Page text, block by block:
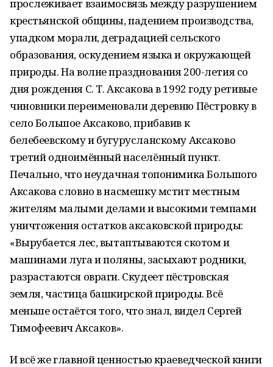
прослеживает взаимосвязь между разрушением
крестьянской общины, падением производства,
упадком морали, деградацией сельского
образования, оскудением языка и окружающей
природы. На волне празднования 200-летия со
дня рождения С. Т. Аксакова в 1992 году ретивые
чиновники переименовали деревню Пёстровку в
село Большое Аксаково, прибавив к
белебеевскому и бугурусланскому Аксаково
третий одноимённый населённый пункт.
Печально, что неудачная топонимика Большого
Аксакова словно в насмешку мстит местным
жителям малыми делами и высокими темпами
уничтожения остатков аксаковской природы:
«Вырубается лес, вытаптываются скотом и
машинами луга и поляны, засыхают родники,
разрастаются овраги. Скудеет пёстровская
земля, частица башкирской природы. Всё
меньше остаётся того, что знал, видел Сергей
Тимофеевич Аксаков».
И всё же главной ценностью краеведческой книги